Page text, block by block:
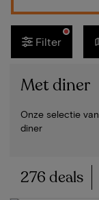
Filter
Met diner
Onze selectie
diner
276 deals